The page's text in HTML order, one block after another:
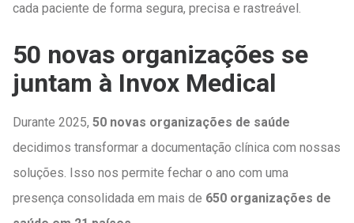
cada paciente de forma segura, precisa e rastreável.
50 novas organizações se
juntam à Invox Medical
Durante 2025, 50 novas organizações de saúde
decidimos transformar a documentação clínica com nossas
soluções. Isso nos permite fechar o ano com uma
presença consolidada em mais de 650 organizações de